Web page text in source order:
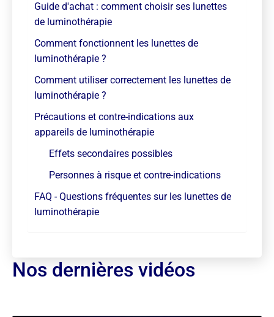
Guide d'achat : comment choisir ses lunettes
de luminothérapie
Comment fonctionnent les lunettes de
luminothérapie ?
Comment utiliser correctement les lunettes de
luminothérapie ?
Précautions et contre-indications aux
appareils de luminothérapie
Effets secondaires possibles
Personnes à risque et contre-indications
FAQ - Questions fréquentes sur les lunettes de
luminothérapie
Nos dernières vidéos